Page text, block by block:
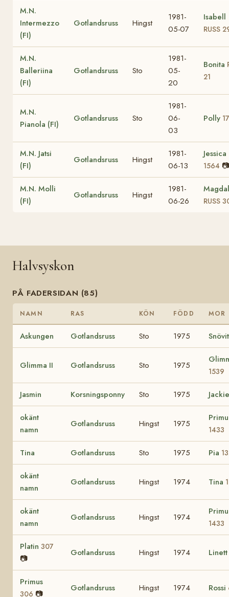
M.N.
Intermezzo
(FI)
Gotlandsruss Hingst
1981-
05-07
Isabell
RUSS
M.N.
Balleriina
(FI)
Gotlandsruss Sto
1981-
05-
20
Bonita
21
M.N.
Pianola (FI)
Gotlandsruss Sto
1981-
06-
03
Polly
M.N. Jatsi
(FI)
Gotlandsruss Hingst
1981-
06-13
Jessica
1564 📷
M.N. Molli
(FI)
Gotlandsruss Hingst
1981-
06-26
RUSS
Halvsyskon
PÅ FADERSIDAN (85)
NAMN RAS KÖN FÖDD MOR
Askungen Gotlandsruss Sto 1975 Snövit
Glimma II Gotlandsruss Sto 1975
1539
Jasmin Korsningsponny Sto 1975 Jackie
okänt
namn
Gotlandsruss Hingst 1975
1433
Tina Gotlandsruss Sto 1975 Pia
okänt
namn
Gotlandsruss Hingst 1974 Tina
okänt
namn
Gotlandsruss Hingst 1974
1433
Platin 307
📷
Gotlandsruss Hingst 1974 Linett
Primus
306 📷
Gotlandsruss Hingst 1974 Rossi